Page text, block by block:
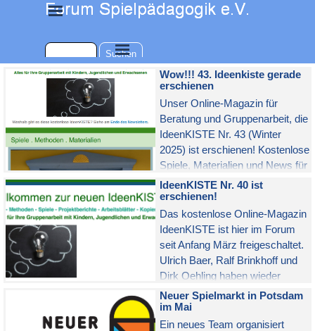
Direkt zum Seiteninhalt
Menü überspringen
Menü überspringen
Suchen
Wow!!! 43. Ideenkiste gerade
erschienen
Unser Online-Magazin für
Beratung und Gruppenarbeit, die
IdeenKISTE Nr. 43 (Winter
2025) ist erschienen! Kostenlose
Spiele, Materialien und News für
alle Fachkräfte in der Sozialen
Arbeeit, Kulturpädagogik und
therapeutischen Praxis.
IdeenKISTE Nr. 40 ist
erschienen!
Das kostenlose Online-Magazin
IdeenKISTE ist hier im Forum
seit Anfang März freigeschaltet.
Ulrich Baer, Ralf Brinkhoff und
Dirk Oehling haben wieder
Spiele, Praxisberichte und News
für Ihre kreative Gruppenarbeit
zusammen getragen.
Neuer Spielmarkt in Potsdam
im Mai
Ein neues Team organisiert